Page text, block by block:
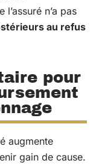
n’a pas
au refus
pour
augmente
gain de cause.